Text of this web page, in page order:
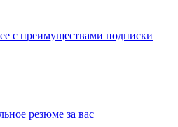
с преимуществами подписки
резюме за вас